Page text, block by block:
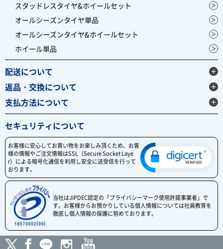
スタッドレスタイヤ&ホイールセット
オールシーズンタイヤ単品
オールシーズンタイヤ&ホイールセット
ホイール単品
配送について
返品・交換について
支払方法について
セキュリティについて
お客様に安心してお買い物をお楽しみ頂くため、お客
様の情報やご注文情報はSSL（Secure Socket Laye
r）による暗号化通信を利用し安全に送受信を行って
おります。
当社はJIPDEC認定の「プライバシーマーク使用許諾事業者」で
す。お客様からお預かりしている個人情報については社員教育を
徹底し個人情報の保護に努めております。